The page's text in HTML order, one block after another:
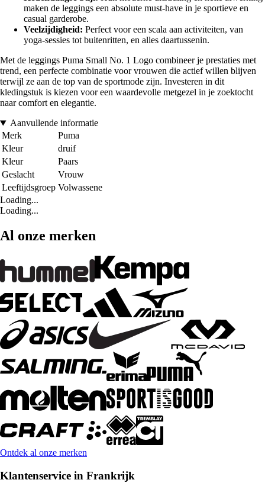
maken de leggings een absolute must-have in je sportieve en
casual garderobe.
Veelzijdigheid: Perfect voor een scala aan activiteiten, van
yoga-sessies tot buitenritten, en alles daartussenin.
Met de leggings Puma Small No. 1 Logo combineer je prestaties met
trend, een perfecte combinatie voor vrouwen die actief willen blijven
terwijl ze aan de top van de sportmode zijn. Investeren in dit
kledingstuk is kiezen voor een waardevolle metgezel in je zoektocht
naar comfort en elegantie.
Aanvullende informatie
Merk
Puma
Kleur
druif
Kleur
Paars
Geslacht
Vrouw
Leeftijdsgroep Volwassene
Loading...
Loading...
Al onze merken
Ontdek al onze merken
Klantenservice in Frankrijk